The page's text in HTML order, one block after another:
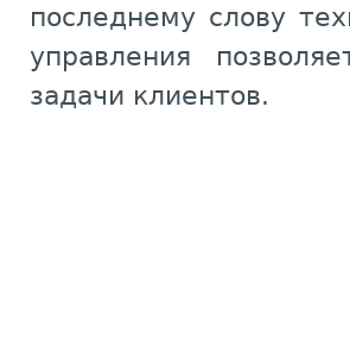
последнему слову
управления
задачи клиентов.